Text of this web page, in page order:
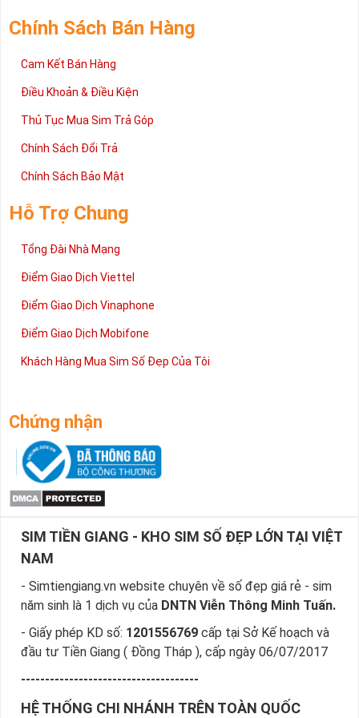
Chính Sách Bán Hàng
Cam Kết Bán Hàng
Điều Khoản & Điều Kiện
Thủ Tục Mua Sim Trả Góp
Chính Sách Đổi Trả
Chính Sách Bảo Mật
Hỗ Trợ Chung
Tổng Đài Nhà Mạng
Điểm Giao Dịch Viettel
Điểm Giao Dịch Vinaphone
Điểm Giao Dịch Mobifone
Khách Hàng Mua Sim Số Đẹp Của Tôi
Chứng nhận
SIM TIỀN GIANG - KHO SIM SỐ ĐẸP LỚN TẠI VIỆT
NAM
- Simtiengiang.vn website chuyên về số đẹp giá rẻ - sim
năm sinh là 1 dịch vụ của DNTN Viễn Thông Minh Tuấn.
- Giấy phép KD số: 1201556769 cấp tại Sở Kế hoạch và
đầu tư Tiền Giang ( Đồng Tháp ), cấp ngày 06/07/2017
-------------------------------------
HỆ THỐNG CHI NHÁNH TRÊN TOÀN QUỐC